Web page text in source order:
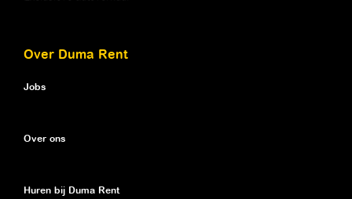
Over Duma Rent
Jobs
Over ons
Huren bij Duma Rent